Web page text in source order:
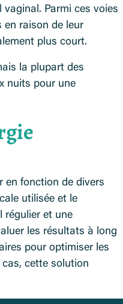
Parmi ces voies
en raison de leur
plus court.
la plupart des
nuits pour une
en fonction de divers
utilisée et le
régulier et une
les résultats à long
pour optimiser les
cette solution